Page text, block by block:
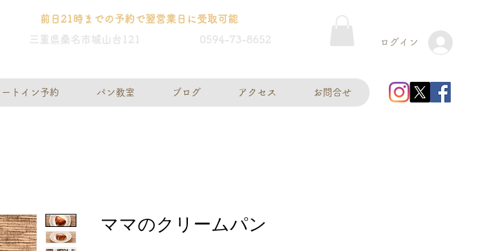
前日21時までの予約で翌営業日に受取可能
三重県桑名市城山台121
0594-73-8652 ログイン
ートイン予約 パン教室 ブログ アクセス お問合せ
ママのクリームパン